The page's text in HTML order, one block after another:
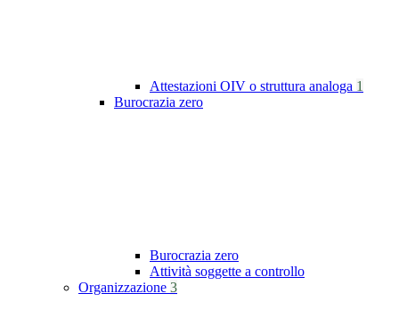
Attestazioni OIV o struttura analoga 1
Burocrazia zero
Burocrazia zero
Attività soggette a controllo
Organizzazione 3